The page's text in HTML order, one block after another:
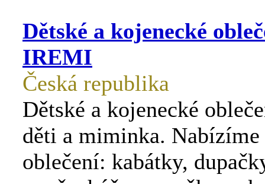
Dětské a kojenecké
IREMI
Česká republika
Dětské a kojenecké
děti a miminka.
oblečení: kabátky,